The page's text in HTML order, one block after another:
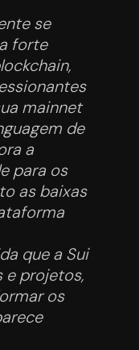
se
forte
mainnet
de
a
para os
as baixas
que a Sui
e projetos,
os